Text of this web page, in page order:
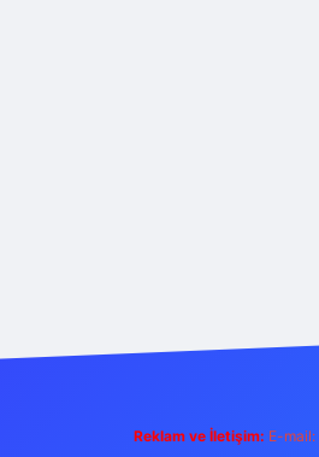
Reklam ve İletişim: E-mail: